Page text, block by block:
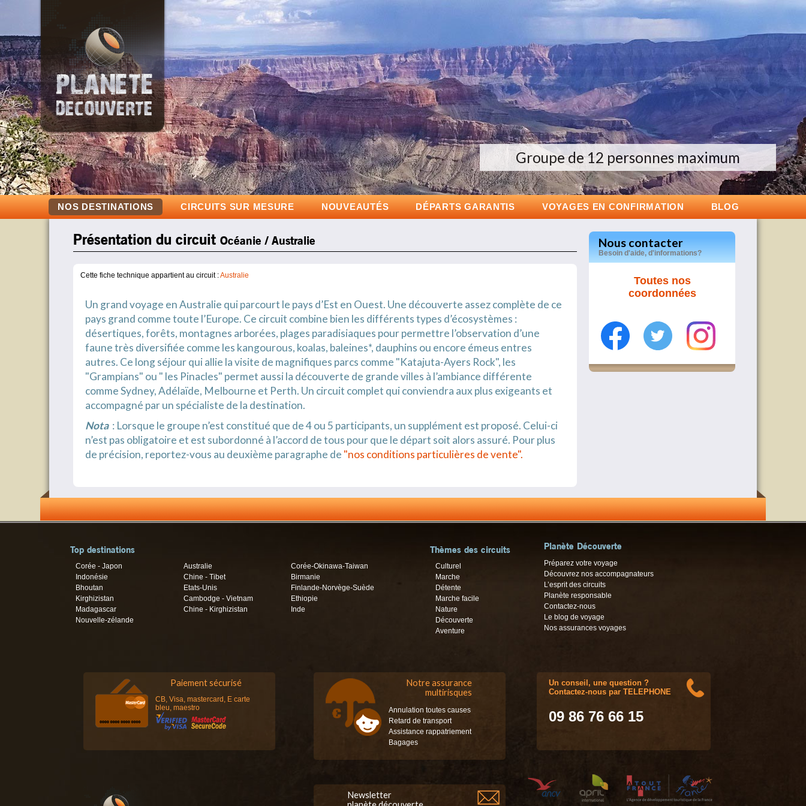
Voyage exclusif en Islande
Groupes de 6 à 12 personnes
Groupe de 12 personnes maximum
NOS DESTINATIONS CIRCUITS SUR MESURE NOUVEAUTÉS DÉPARTS GARANTIS VOYAGES EN CONFIRMATION BLOG
Présentation du circuit Océanie / Australie
Cette fiche technique appartient au circuit :Australie
Un grand voyage en Australie qui parcourt le pays d’Est en Ouest. Une découverte assez complète de ce
pays grand comme toute l’Europe. Ce circuit combine bien les différents types d’écosystèmes :
désertiques, forêts, montagnes arborées, plages paradisiaques pour permettre l’observation d’une
faune très diversifiée comme les kangourous, koalas, baleines*, dauphins ou encore émeus entres
autres. Ce long séjour qui allie la visite de magnifiques parcs comme "Katajuta-Ayers Rock", les
"Grampians" ou " les Pinacles" permet aussi la découverte de grande villes à l’ambiance différente
comme Sydney, Adélaïde, Melbourne et Perth. Un circuit complet qui conviendra aux plus exigeants et
accompagné par un spécialiste de la destination.
Nota : Lorsque le groupe n’est constitué que de 4 ou 5 participants, un supplément est proposé. Celui-ci
n’est pas obligatoire et est subordonné à l’accord de tous pour que le départ soit alors assuré. Pour plus
de précision, reportez-vous au deuxième paragraphe de "nos conditions particulières de vente".
Nous contacter
Besoin d'aide, d'informations?
Toutes nos
coordonnées
Top destinations
Corée - Japon Australie
Corée-Okinawa-Taiwan
Indonésie
Chine - Tibet
Birmanie
Bhoutan
Etats-Unis
Finlande-Norvège-Suède
Kirghizistan
Cambodge - Vietnam
Ethiopie
Madagascar
Chine - Kirghizistan
Inde
Nouvelle-zélande
Thèmes des circuits
Culturel
Marche
Détente
Marche facile
Nature
Découverte
Aventure
Planète Découverte
Préparez votre voyage
Découvrez nos accompagnateurs
L’esprit des circuits
Planète responsable
Contactez-nous
Le blog de voyage
Nos assurances voyages
Paiement sécurisé
CB, Visa, mastercard, E carte
bleu, maestro
Notre assurance
multirisques
Annulation toutes causes
Retard de transport
Assistance rappatriement
Bagages
Un conseil, une question ?
Contactez-nous par TELEPHONE
09 86 76 66 15
Newsletter